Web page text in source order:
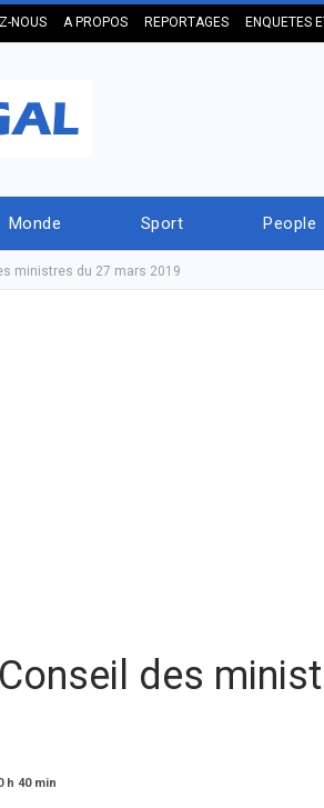
NOUS A PROPOS REPORTAGES ENQUETES
Monde Sport People
ministres du 27 mars 2019
des
h 40 min